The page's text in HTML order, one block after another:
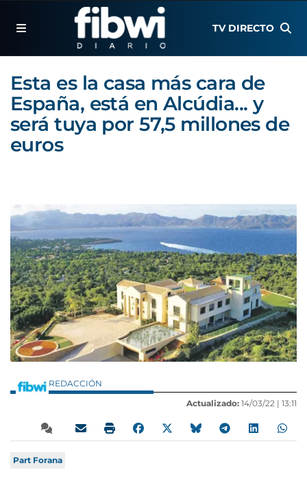
TV DIRECTO
Esta es la casa más cara de
España, está en Alcúdia... y
será tuya por 57,5 millones de
euros
REDACCIÓN
Actualizado: 14/03/22 | 13:11
Part Forana